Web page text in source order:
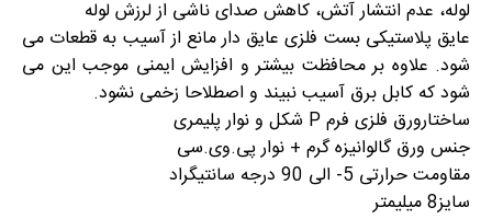
لوله، عدم انتشار آتش، کاهش صدای ناشی از لرزش لوله
عایق پلاستیکی بست فلزی عایق دار مانع از آسیب به قطعات می
شود. علاوه بر محافظت بیشتر و افزایش ایمنی موجب این می
شود که کابل برق آسیب نبیند و اصطلاحا زخمی نشود.
ساختارورق فلزی فرم P شکل و نوار پليمری
جنس ورق گالوانيزه گرم + نوار پی.وی.سی
مقاومت حرارتی 5- الی 90 درجه سانتيگراد
سایز8 میلیمتر